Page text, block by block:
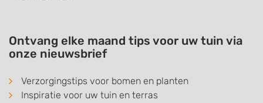
Ontvang elke maand tips voor uw tuin via
onze nieuwsbrief
Verzorgingstips voor bomen en planten
Inspiratie voor uw tuin en terras